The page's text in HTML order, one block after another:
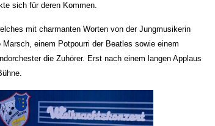
sich für deren Kommen.
mit charmanten Worten von der Jungmusikerin
einem Potpourri der Beatles sowie einem
die Zuhörer. Erst nach einem langen Applaus